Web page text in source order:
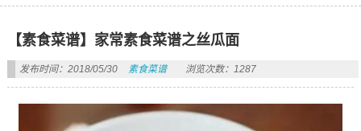
【素食菜谱】家常素食菜谱之丝瓜面
发布时间：2018/05/30 素食菜谱 浏览次数：1287